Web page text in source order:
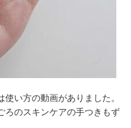
い方の動画がありました。
ろのスキンケアの手つきもず